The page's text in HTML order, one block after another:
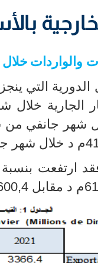
والواردات خلال شهر
التي
خلال شهر جانفي من
ارتفعت بنسبة